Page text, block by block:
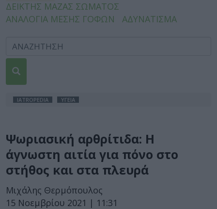
ΔΕΙΚΤΗΣ ΜΑΖΑΣ ΣΩΜΑΤΟΣ
ΑΝΑΛΟΓΙΑ ΜΕΣΗΣ ΓΟΦΩΝ
ΑΔΥΝΑΤΙΣΜΑ
IATROPEDIA ΥΓΕΙΑ
Ψωριασική αρθρίτιδα: Η
άγνωστη αιτία για πόνο στο
στήθος και στα πλευρά
Μιχάλης Θερμόπουλος
15 Νοεμβρίου 2021 | 11:31